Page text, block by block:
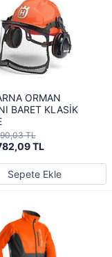
ORMAN
BARET KLASİK
TL
TL
Sepete Ekle